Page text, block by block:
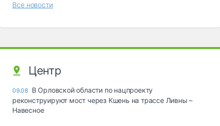
Все новости
Центр
09.08 В Орловской области по нацпроекту
реконструируют мост через Кшень на трассе Ливны –
Навесное